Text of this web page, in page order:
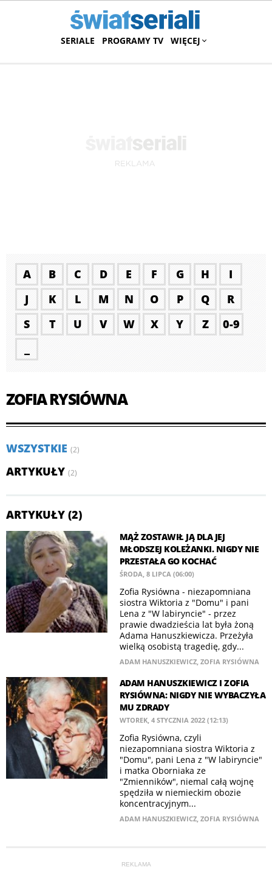
SERIALE PROGRAMY TV WIĘCEJ
A B C D E F G H
I
J
K L M N O P Q
R
S
T U V W X Y Z
0-9
ZOFIA RYSIÓWNA
WSZYSTKIE (2)
ARTYKUŁY (2)
ARTYKUŁY (2)
MĄŻ ZOSTAWIŁ JĄ DLA JEJ
MŁODSZEJ KOLEŻANKI. NIGDY NIE
PRZESTAŁA GO KOCHAĆ
ŚRODA, 8 LIPCA (06:00)
Zofia Rysiówna - niezapomniana
siostra Wiktoria z "Domu" i pani
Lena z "W labiryncie" - przez
prawie dwadzieścia lat była żoną
Adama Hanuszkiewicza. Przeżyła
wielką osobistą tragedię, gdy...
ADAM HANUSZKIEWICZ, ZOFIA RYSIÓWNA
ADAM HANUSZKIEWICZ I ZOFIA
RYSIÓWNA: NIGDY NIE WYBACZYŁA
MU ZDRADY
WTOREK, 4 STYCZNIA 2022 (12:13)
Zofia Rysiówna, czyli
niezapomniana siostra Wiktoria z
"Domu", pani Lena z "W labiryncie"
i matka Oborniaka ze
"Zmienników", niemal całą wojnę
spędziła w niemieckim obozie
koncentracyjnym...
ADAM HANUSZKIEWICZ, ZOFIA RYSIÓWNA
REKLAMA